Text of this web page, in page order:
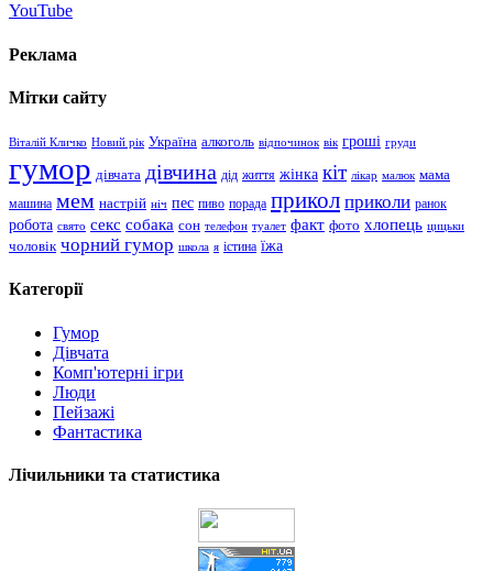
YouTube
Реклама
Мітки сайту
Віталій Кличко Новий рік Україна алкоголь відпочинок вік гроші груди
гумор дівчата дівчина дід життя жінка кіт лікар малюк мама
машина мем настрій ніч пес пиво порада прикол приколи ранок
робота свято секс собака сон телефон туалет факт фото хлопець цицьки
чоловік чорний гумор школа я істина їжа
Категорії
Гумор
Дівчата
Комп'ютерні ігри
Люди
Пейзажі
Фантастика
Лічильники та статистика